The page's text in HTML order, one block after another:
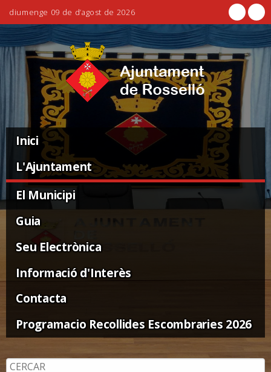
diumenge 09 de d’agost de 2026
Ves
al
contingut.
navegació
Eines
personals
Navigation
Inici
L'Ajuntament
El Municipi
Guia
Seu Electrònica
Informació d'Interès
Contacta
Programacio Recollides Escombraries 2026